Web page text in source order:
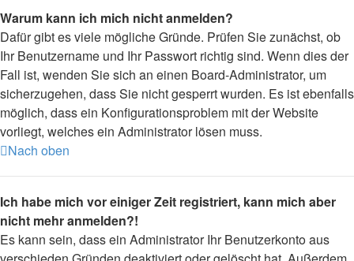
Warum kann ich mich nicht anmelden?
Dafür gibt es viele mögliche Gründe. Prüfen Sie zunächst, ob
Ihr Benutzername und Ihr Passwort richtig sind. Wenn dies der
Fall ist, wenden Sie sich an einen Board-Administrator, um
sicherzugehen, dass Sie nicht gesperrt wurden. Es ist ebenfalls
möglich, dass ein Konfigurationsproblem mit der Website
vorliegt, welches ein Administrator lösen muss.
Nach oben
Ich habe mich vor einiger Zeit registriert, kann mich aber
nicht mehr anmelden?!
Es kann sein, dass ein Administrator Ihr Benutzerkonto aus